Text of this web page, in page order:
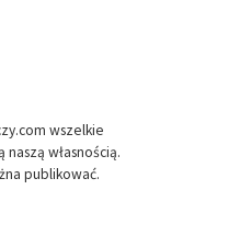
wszelkie
własnością.
publikować.